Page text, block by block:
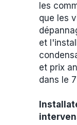
les
que les
et
et prix
dans le